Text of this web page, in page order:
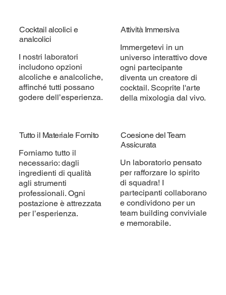
Cocktail alcolici e
analcolici
I nostri laboratori
includono opzioni
alcoliche e analcoliche,
affinché tutti possano
godere dell’esperienza.
Attività Immersiva
Immergetevi in un
universo interattivo dove
ogni partecipante
diventa un creatore di
cocktail. Scoprite l'arte
della mixologia dal vivo.
Tutto il Materiale Fornito
Forniamo tutto il
necessario: dagli
ingredienti di qualità
agli strumenti
professionali. Ogni
postazione è attrezzata
per l’esperienza.
Coesione del Team
Assicurata
Un laboratorio pensato
per rafforzare lo spirito
di squadra! I
partecipanti collaborano
e condividono per un
team building conviviale
e memorabile.